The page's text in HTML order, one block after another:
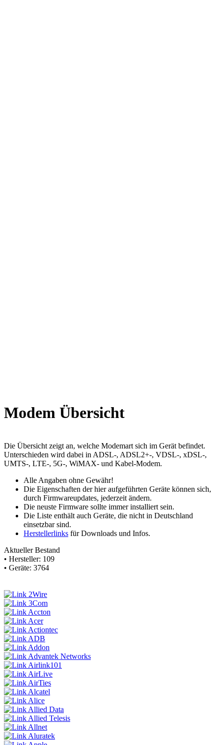
Modem Übersicht
Die Übersicht zeigt an, welche Modemart sich im Gerät befindet.
Unterschieden wird dabei in ADSL-, ADSL2+-, VDSL-, xDSL-,
UMTS-, LTE-, 5G-, WiMAX- und Kabel-Modem.
Alle Angaben ohne Gewähr!
Die Eigenschaften der hier aufgeführten Geräte können sich,
durch Firmwareupdates, jederzeit ändern.
Die neuste Firmware sollte immer installiert sein.
Die Liste enthält auch Geräte, die nicht in Deutschland
einsetzbar sind.
Herstellerlinks für Downloads und Infos.
Aktueller Bestand
• Hersteller: 109
• Geräte: 3764
2Wire
3Com
Accton
Acer
Actiontec
ADB
Addon
Advantek Networks
Airlink101
AirLive
AirTies
Alcatel
Alice
Allied Data
Allied Telesis
Allnet
Aluratek